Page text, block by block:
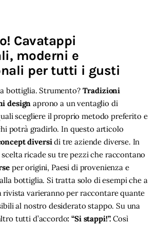
Cavatappi
moderni e
per tutti i gusti
bottiglia. Strumento? Tradizioni
design aprono a un ventaglio di
scegliere il proprio metodo preferito e
potrà gradirlo. In questo articolo
diversidi tre aziende diverse. In
ricade su tre pezzi che raccontano
per origini, Paesi di provenienza e
bottiglia. Si tratta solo di esempi che a
rivista varieranno per raccontare quante
al nostro desiderato stappo. Su una
tutti d’accordo: “Si stappi!”. Così